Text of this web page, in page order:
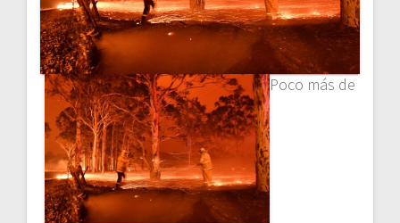
Poco más de